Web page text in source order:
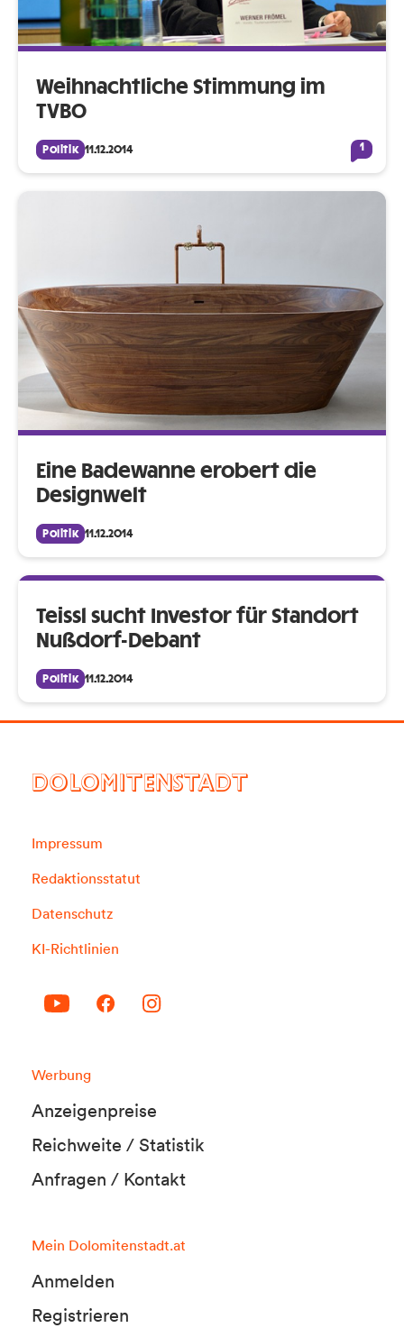
Weihnachtliche Stimmung im
TVBO
Politik 11.12.2014 1
Eine Badewanne erobert die
Designwelt
Politik 11.12.2014
Teissl sucht Investor für Standort
Nußdorf-Debant
Politik 11.12.2014
DOLOMITENSTADT
Impressum
Redaktionsstatut
Datenschutz
KI-Richtlinien
Werbung
Anzeigenpreise
Reichweite / Statistik
Anfragen / Kontakt
Mein Dolomitenstadt.at
Anmelden
Registrieren